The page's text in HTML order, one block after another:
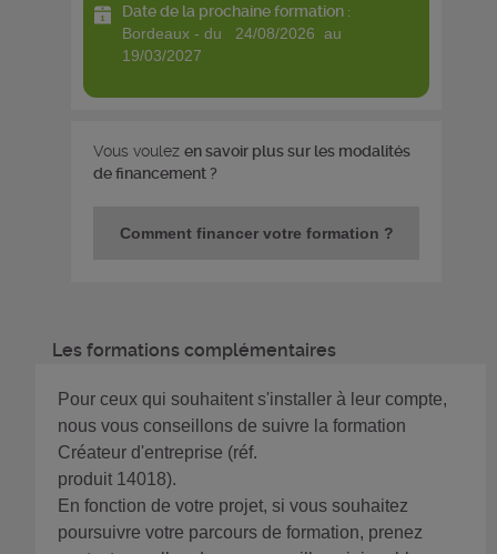
Date de la prochaine formation :
bordeaux - du 24/08/2026 au
19/03/2027
Vous voulez en savoir plus sur les modalités
de financement ?
Comment financer votre formation ?
Les formations complémentaires
Pour ceux qui souhaitent s'installer à leur compte,
nous vous conseillons de suivre la formation
Créateur d'entreprise (réf.
produit 14018).
En fonction de votre projet, si vous souhaitez
poursuivre votre parcours de formation, prenez